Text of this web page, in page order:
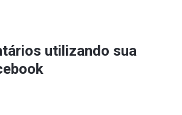
utilizando sua